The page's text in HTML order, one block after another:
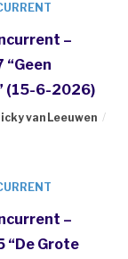
–
“Geen
(15-6-2026)
van Leeuwen
–
“De Grote